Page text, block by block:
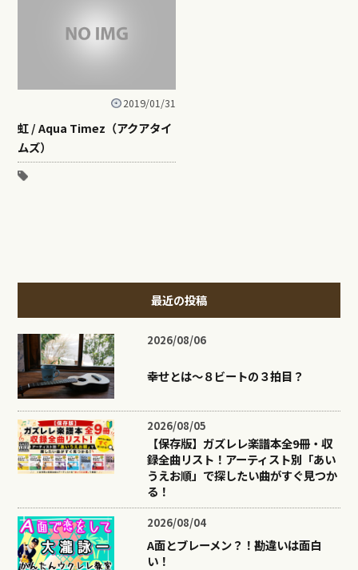
2019/01/31
虹 / Aqua Timez（アクアタイ
ムズ）
最近の投稿
2026/08/06
幸せとは〜８ビートの３拍目？
2026/08/05
【保存版】ガズレレ楽譜本全9冊・収
録全曲リスト！アーティスト別「あい
うえお順」で探したい曲がすぐ見つか
る！
2026/08/04
A面とブレーメン？！勘違いは面白
い！